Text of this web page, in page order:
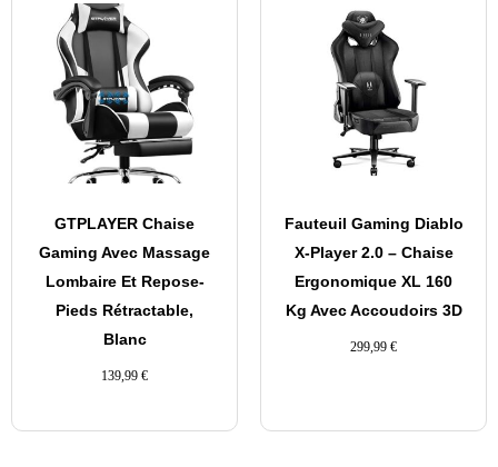
GTPLAYER Chaise
Gaming Avec Massage
Lombaire Et Repose-
Pieds Rétractable,
Blanc
139,99 €
Fauteuil Gaming Diablo
X-Player 2.0 – Chaise
Ergonomique XL 160
Kg Avec Accoudoirs 3D
299,99 €